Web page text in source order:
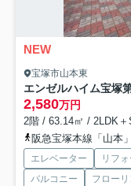
NEW
宝塚市山本東
エンゼルハイム宝塚
2,580万円
2階 / 63.14㎡ / 2LDK
阪急宝塚本線「山本
エレベーター リフ
バルコニー
フロー